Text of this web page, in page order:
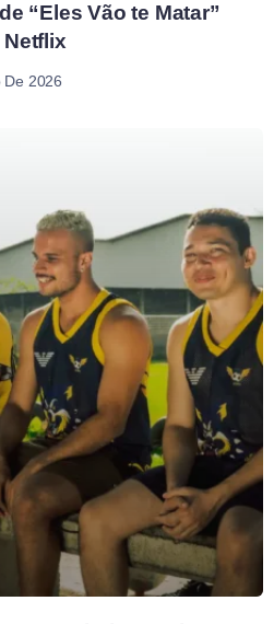
“Eles Vão te Matar”
Netflix
De 2026